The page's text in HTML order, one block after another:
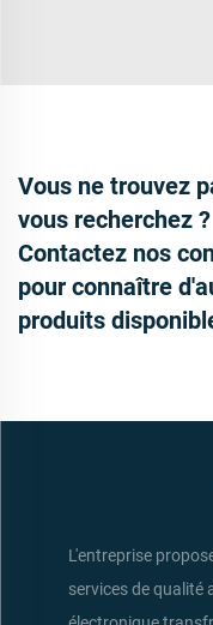
Vous ne trouvez
vous recherchez ?
Contactez nos
pour connaître
produits
L'entreprise
services de qualité